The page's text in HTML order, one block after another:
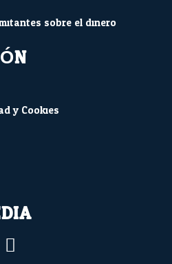
sobre el dinero
y Cookies